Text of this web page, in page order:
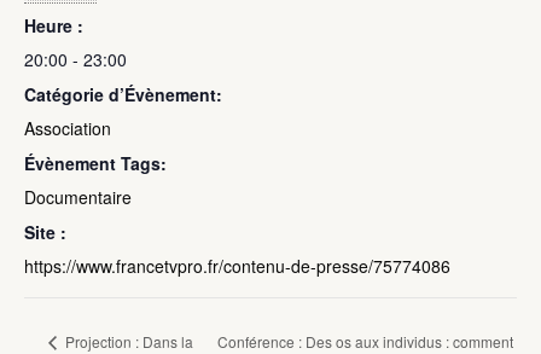
Heure :
20:00 - 23:00
Catégorie d’Évènement:
Association
Évènement Tags:
Documentaire
Site :
https://www.francetvpro.fr/contenu-de-presse/75774086
Projection : Dans la
Conférence : Des os aux individus : comment